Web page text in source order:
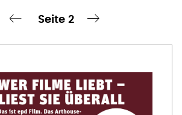
Seite 2
nächste Seite ›